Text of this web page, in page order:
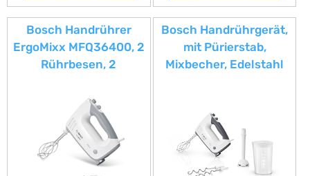
Bosch Handrührer
ErgoMixx MFQ36400, 2
Rührbesen, 2
spülmaschinengeeigne
t, 5 Stufen plus
Turbostufe, 450 W,
weiß
Bosch Handrührgerät,
mit Pürierstab,
Mixbecher, Edelstahl
Stufen plus
Turbotaste, weiß/grau,
750 W, ErgoMixx
MFQ37470